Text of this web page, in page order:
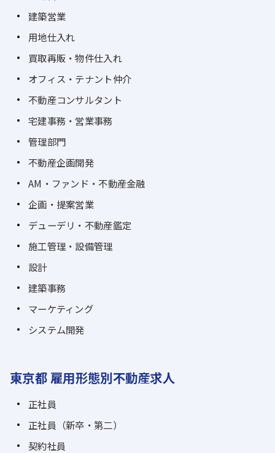
建築営業
用地仕入れ
買取再販・物件仕入れ
オフィス・テナント仲介
不動産コンサルタント
宅建事務・営業事務
管理部門
不動産企画開発
AM・ファンド・不動産金融
企画・提案営業
デューデリ・不動産鑑定
施工管理・設備管理
設計
建築事務
マーケティング
システム開発
東京都 雇用形態別不動産求人
正社員
正社員（新卒・第二）
契約社員